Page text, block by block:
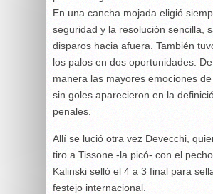
En una cancha mojada eligió
seguridad y la resolución sencilla,
disparos hacia afuera. También
los palos en dos oportunidades.
manera las mayores emociones
sin goles aparecieron en la
penales.
Allí se lució otra vez Devecchi,
tiro a Tissone -la picó- con el
Kalinski selló el 4 a 3 final para
festejo internacional.